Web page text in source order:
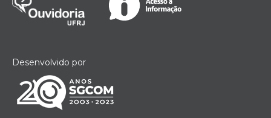
Desenvolvido por